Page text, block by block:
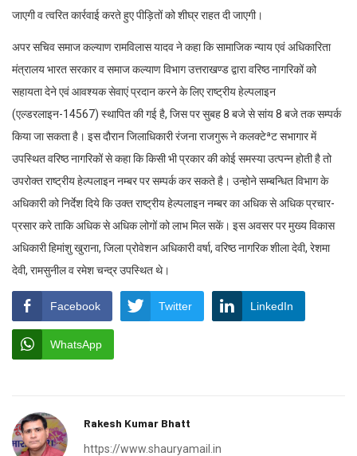
जाएगी व त्वरित कार्रवाई करते हुए पीड़ितों को शीघ्र राहत दी जाएगी।
अपर सचिव समाज कल्याण रामविलास यादव ने कहा कि सामाजिक न्याय एवं अधिकारिता
मंत्रालय भारत सरकार व समाज कल्याण विभाग उत्तराखण्ड द्वारा वरिष्ठ नागरिकों को
सहायता देने एवं आवश्यक सेवाएं प्रदान करने के लिए राष्ट्रीय हेल्पलाइन
(एल्डरलाइन-14567) स्थापित की गई है, जिस पर सुबह 8 बजे से सांय 8 बजे तक सम्पर्क
किया जा सकता है। इस दौरान जिलाधिकारी रंजना राजगुरू ने कलक्टेªट सभागार में
उपस्थित वरिष्ठ नागरिकों से कहा कि किसी भी प्रकार की कोई समस्या उत्पन्न होती है तो
उपरोक्त राष्ट्रीय हेल्पलाइन नम्बर पर सम्पर्क कर सकते है। उन्होने सम्बन्धित विभाग के
अधिकारी को निर्देश दिये कि उक्त राष्ट्रीय हेल्पलाइन नम्बर का अधिक से अधिक प्रचार-
प्रसार करे ताकि अधिक से अधिक लोगों को लाभ मिल सकें। इस अवसर पर मुख्य विकास
अधिकारी हिमांशु खुराना, जिला प्रोवेशन अधिकारी वर्षा, वरिष्ठ नागरिक शीला देवी, रेशमा
देवी, रामसुनील व रमेश चन्द्र उपस्थित थे।
Facebook Twitter LinkedIn
WhatsApp
Rakesh Kumar Bhatt
https://www.shauryamail.in